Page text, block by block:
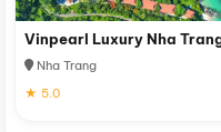
Vinpearl Luxury Nha
Nha Trang
★ 5.0